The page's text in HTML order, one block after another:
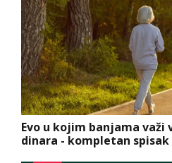
Evo u kojim banjama važi
dinara - kompletan